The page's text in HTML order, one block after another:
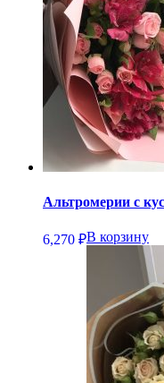
Альтромерии с
6,270 ₽В корзину